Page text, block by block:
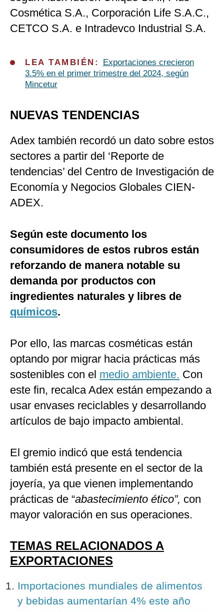
Cosmética S.A., Corporación Life S.A.C.,
CETCO S.A. e Intradevco Industrial S.A.
LEA TAMBIÉN:
Exportaciones crecieron
3.5% en el primer trimestre del 2024, según
Mincetur
NUEVAS TENDENCIAS
Adex también recordó un dato sobre estos
sectores a partir del ‘Reporte de
tendencias’ del Centro de Investigación de
Economía y Negocios Globales CIEN-
ADEX.
Según este documento los
consumidores de estos rubros están
reforzando de manera notable su
demanda por productos con
ingredientes naturales y libres de
químicos.
Por ello, las marcas cosméticas están
optando por migrar hacia prácticas más
sostenibles con el medio ambiente. Con
este fin, recalca Adex están empezando a
usar envases reciclables y desarrollando
artículos de bajo impacto ambiental.
El gremio indicó que está tendencia
también está presente en el sector de la
joyería, ya que vienen implementando
prácticas de “abastecimiento ético”, con
mayor valoración en sus operaciones.
TEMAS RELACIONADOS A
EXPORTACIONES
Importaciones mundiales de alimentos
y bebidas aumentarían 4% este año